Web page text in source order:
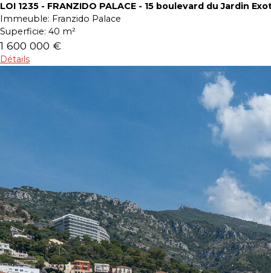
LOI 1235 - FRANZIDO PALACE - 15 boulevard du Jardin
Immeuble: Franzido Palace
Superficie: 40 m²
1 600 000 €
Détails